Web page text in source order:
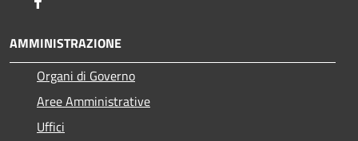
AMMINISTRAZIONE
Organi di Governo
Aree Amministrative
Uffici